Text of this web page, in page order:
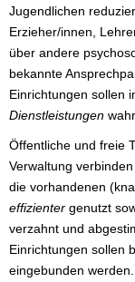
Jugendlichen
Erzieher/innen,
über andere
bekannte
Einrichtungen sollen
Dienstleistungen
Öffentliche und freie
Verwaltung
die vorhandenen
effizienter genutzt
verzahnt und
Einrichtungen sollen
eingebunden